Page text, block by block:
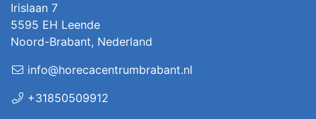
Irislaan 7
5595 EH Leende
Noord-Brabant, Nederland
info@horecacentrumbrabant.nl
+31850509912